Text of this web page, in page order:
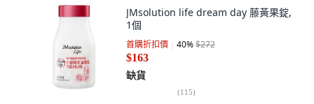
JMsolution life dream day 藤黃果錠,
1個
首購折扣價 40%$272
$163
缺貨
(115)